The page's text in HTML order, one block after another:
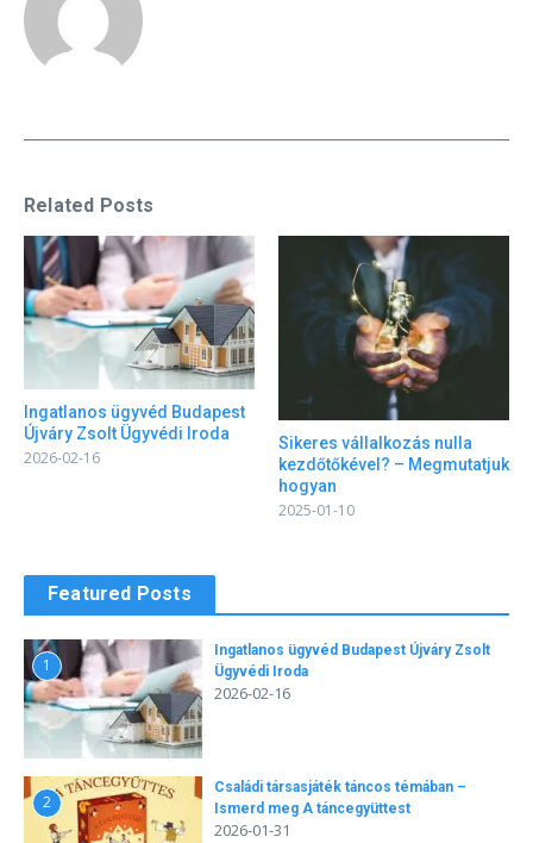
Related Posts
Ingatlanos ügyvéd Budapest
Újváry Zsolt Ügyvédi Iroda
2026-02-16
Sikeres vállalkozás nulla
kezdőtőkével? – Megmutatjuk
hogyan
2025-01-10
Featured Posts
1
Ingatlanos ügyvéd Budapest Újváry Zsolt
Ügyvédi Iroda
2026-02-16
2
Családi társasjáték táncos témában –
Ismerd meg A táncegyüttest
2026-01-31